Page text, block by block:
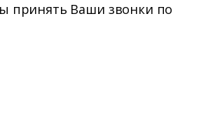
принять Ваши звонки по